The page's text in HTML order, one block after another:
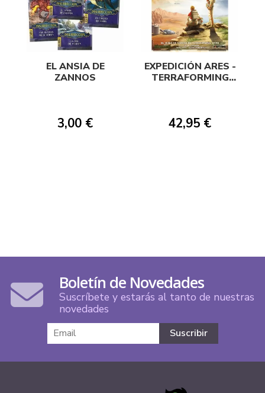
EL ANSIA DE
ZANNOS
3,00 €
EXPEDICIÓN ARES -
TERRAFORMING
42,95 €
Boletín de Novedades
Suscríbete y estarás al tanto de nuestras
novedades